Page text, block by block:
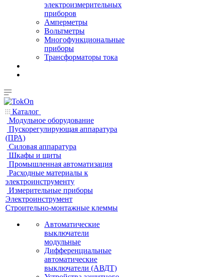
электроизмерительных
приборов
Амперметры
Вольтметры
Многофункциональные
приборы
Трансформаторы тока
Каталог
Модульное оборудование
Пускорегулирующая аппаратура
(ПРА)
Силовая аппаратура
Шкафы и щиты
Промышленная автоматизация
Расходные материалы к
электроинструменту
Измерительные приборы
Электроинструмент
Строительно-монтажные клеммы
Автоматические
выключатели
модульные
Дифференциальные
автоматические
выключатели (АВДТ)